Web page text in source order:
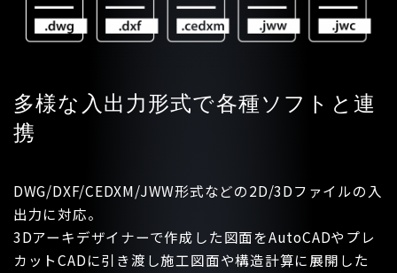
多様な入出力形式で各種ソフトと連
携
DWG/DXF/CEDXM/JWW形式などの2D/3Dファイルの入
出力に対応。
3Dアーキデザイナーで作成した図面をAutoCADやプレ
カットCADに引き渡し施工図面や構造計算に展開した